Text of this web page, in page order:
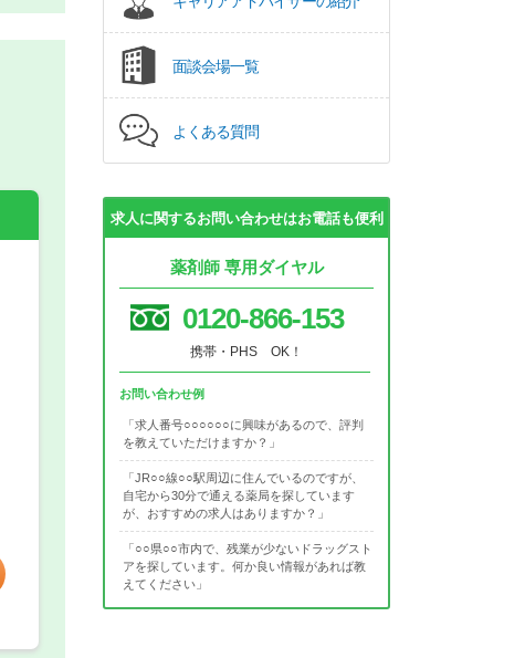
正社員
パート(週4日～5日)
面談会場一覧
よくある質問
求人に関するお問い合わせはお電話も便利
薬剤師 専用ダイヤル
0120-866-153
携帯・PHS OK！
お問い合わせ例
「求人番号○○○○○○に興味があるので、評判
を教えていただけますか？」
「JR○○線○○駅周辺に住んでいるのですが、
自宅から30分で通える薬局を探しています
が、おすすめの求人はありますか？」
「○○県○○市内で、残業が少ないドラッグスト
アを探しています。何か良い情報があれば教
えてください」